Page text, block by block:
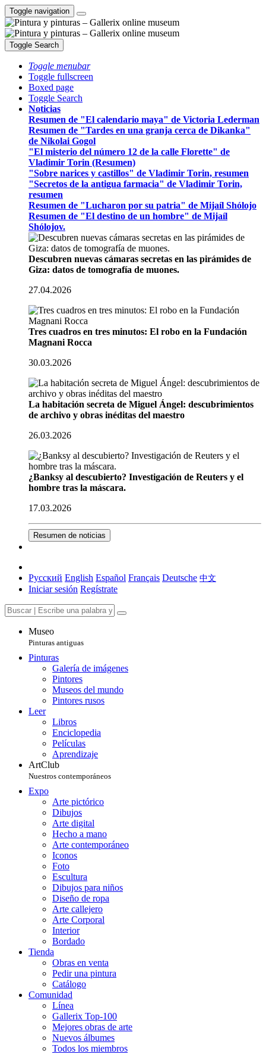
Toggle navigation
Toggle Search
Toggle menubar
Toggle fullscreen
Boxed page
Toggle Search
Noticias
Resumen de "El calendario maya" de Victoria Lederman
Resumen de "Tardes en una granja cerca de Dikanka"
de Nikolai Gogol
"El misterio del número 12 de la calle Florette" de
Vladimir Torin (Resumen)
"Sobre narices y castillos" de Vladimir Torin, resumen
"Secretos de la antigua farmacia" de Vladimir Torin,
resumen
Resumen de "Lucharon por su patria" de Mijaíl Shólojo
Resumen de "El destino de un hombre" de Mijaíl
Shólojov.
Descubren nuevas cámaras secretas en las pirámides de
Giza: datos de tomografía de muones.
27.04.2026
Tres cuadros en tres minutos: El robo en la Fundación
Magnani Rocca
30.03.2026
La habitación secreta de Miguel Ángel: descubrimientos
de archivo y obras inéditas del maestro
26.03.2026
¿Banksy al descubierto? Investigación de Reuters y el
hombre tras la máscara.
17.03.2026
Resumen de noticias
Русский English Español Français Deutsche 中文
Iniciar sesión Regístrate
Museo
Pinturas antiguas
Pinturas
Galería de imágenes
Pintores
Museos del mundo
Pintores rusos
Leer
Libros
Enciclopedia
Películas
Aprendizaje
ArtClub
Nuestros contemporáneos
Expo
Arte pictórico
Dibujos
Arte digital
Hecho a mano
Arte contemporáneo
Iconos
Foto
Escultura
Dibujos para niños
Diseño de ropa
Arte callejero
Arte Corporal
Interior
Bordado
Tienda
Obras en venta
Pedir una pintura
Catálogo
Comunidad
Línea
Gallerix Top-100
Mejores obras de arte
Nuevos álbumes
Todos los miembros